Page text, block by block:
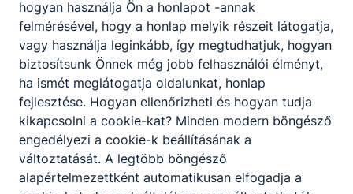
Czifra Dóra
reál közismereti oktató
reál és sport ágazatos
szakmai tantárgyak
-
Osztályfőnök:
hogyan használja Ön a honlapot -annak
felmérésével, hogy a honlap melyik részeit látogatja,
vagy használja leginkább, így megtudhatjuk, hogyan
biztosítsunk Önnek még jobb felhasználói élményt,
ha ismét meglátogatja oldalunkat, honlap
fejlesztése. Hogyan ellenőrizheti és hogyan tudja
kikapcsolni a cookie-kat? Minden modern böngésző
engedélyezi a cookie-k beállításának a
változtatását. A legtöbb böngésző
alapértelmezettként automatikusan elfogadja a